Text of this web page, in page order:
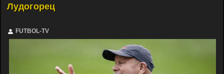
Лудогорец
FUTBOL-TV